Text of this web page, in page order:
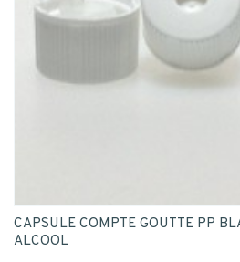
CAPSULE COMPTE GOUTTE PP
ALCOOL